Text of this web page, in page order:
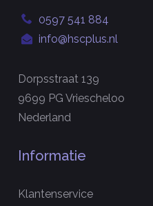
0597 541 884
info@hscplus.nl
Dorpsstraat 139
9699 PG Vriescheloo
Nederland
Informatie
Klantenservice